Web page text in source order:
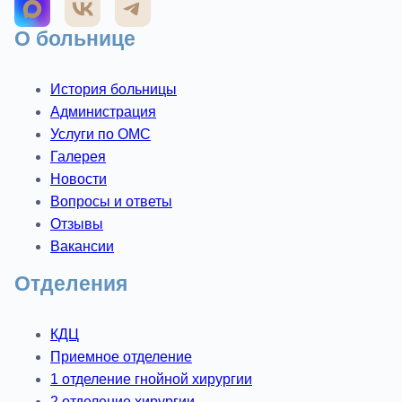
О больнице
История больницы
Администрация
Услуги по ОМС
Галерея
Новости
Вопросы и ответы
Отзывы
Вакансии
Отделения
КДЦ
Приемное отделение
1 отделение гнойной хирургии